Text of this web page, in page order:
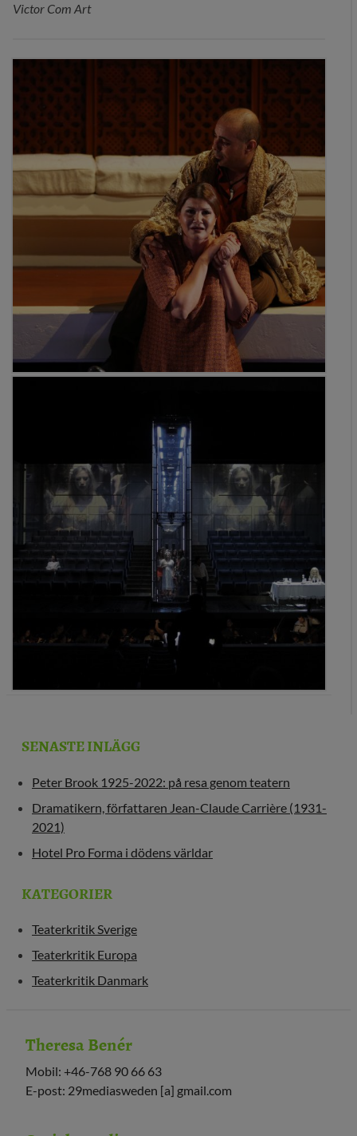
Victor Com Art
SENASTE INLÄGG
Peter Brook 1925-2022: på resa genom teatern
Dramatikern, författaren Jean-Claude Carrière (1931-
2021)
Hotel Pro Forma i dödens världar
KATEGORIER
Teaterkritik Sverige
Teaterkritik Europa
Teaterkritik Danmark
Theresa Benér
Mobil: +46-768 90 66 63
E-post: 29mediasweden [a] gmail.com